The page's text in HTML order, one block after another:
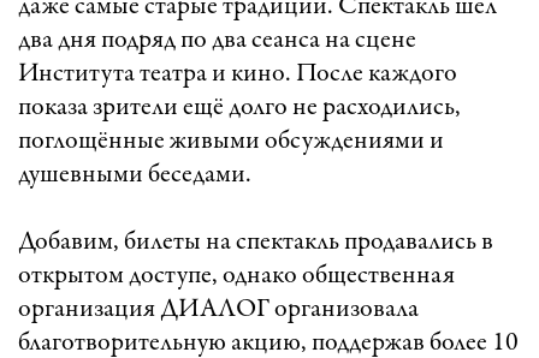
даже самые старые традиции. Спектакль шёл
два дня подряд по два сеанса на сцене
Института театра и кино. После каждого
показа зрители ещё долго не расходились,
поглощённые живыми обсуждениями и
душевными беседами.
Добавим, билеты на спектакль продавались в
открытом доступе, однако общественная
организация ДИАЛОГ организовала
благотворительную акцию, поддержав более 10